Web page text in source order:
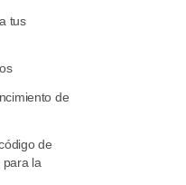
tus
de
de
para la